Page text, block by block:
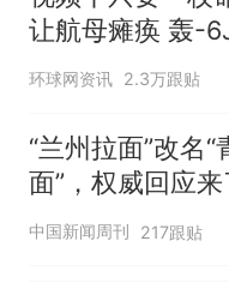
让航母瘫痪 轰-
多强？
环球网资讯 2.3万跟贴
“兰州拉面”改名“
面”，权威回应来
中国新闻周刊 217跟贴